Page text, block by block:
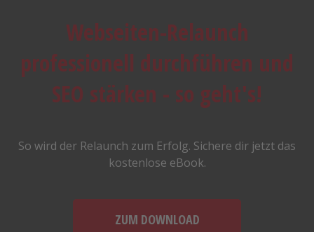
Webseiten-Relaunch
professionell durchführen und
SEO stärken - so geht's!
So wird der Relaunch zum Erfolg. Sichere dir jetzt das
kostenlose eBook.
ZUM DOWNLOAD